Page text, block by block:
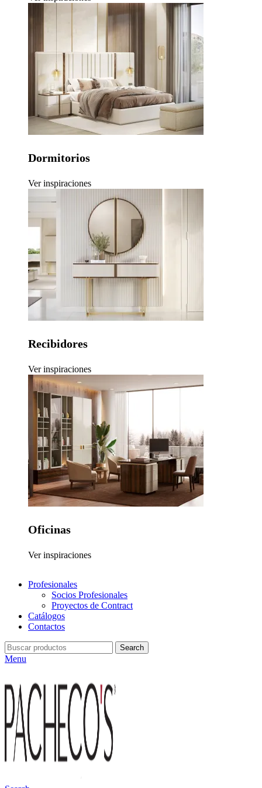
Dormitorios
Ver inspiraciones
Recibidores
Ver inspiraciones
Oficinas
Ver inspiraciones
Profesionales
Socios Profesionales
Proyectos de Contract
Catálogos
Contactos
Search
Menu